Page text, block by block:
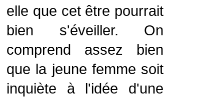
elle que cet être pourrait
bien s'éveiller. On
comprend assez bien
que la jeune femme soit
inquiète à l'idée d'une